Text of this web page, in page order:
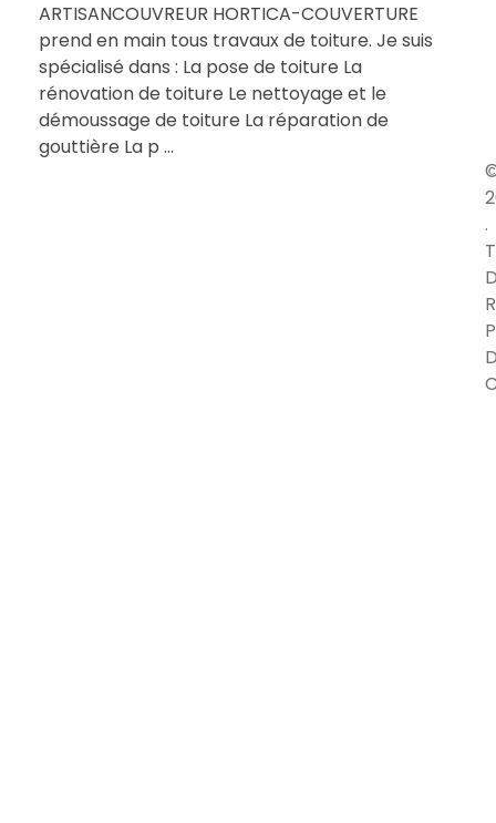
ARTISANCOUVREUR HORTICA-COUVERTURE
prend en main tous travaux de toiture. Je suis
spécialisé dans : La pose de toiture La
rénovation de toiture Le nettoyage et le
démoussage de toiture La réparation de
gouttière La p ...
.